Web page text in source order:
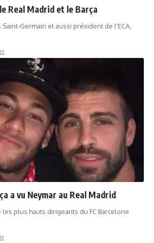
Real Madrid et le Barça
Germain et aussi président de l'ECA,
a vu Neymar au Real Madrid
plus hauts dirigeants du FC Barcelone